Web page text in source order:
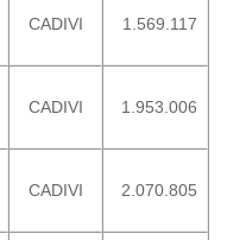
CADIVI 1.569.117
CADIVI 1.953.006
CADIVI 2.070.805